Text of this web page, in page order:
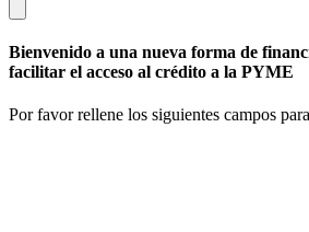
Bienvenido a una nueva forma de
facilitar el acceso al crédito a la PYME
Por favor rellene los siguientes campos